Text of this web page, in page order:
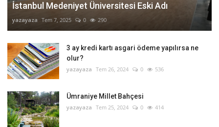
İstanbul Medeniyet Üniversitesi Eski Adı
yazayaza Tem 7, 2025 0 290
3 ay kredi kartı asgari ödeme yapılırsa ne
olur?
yazayaza Tem 26, 2024 0 536
Ümraniye Millet Bahçesi
yazayaza Tem 25, 2024 0 414